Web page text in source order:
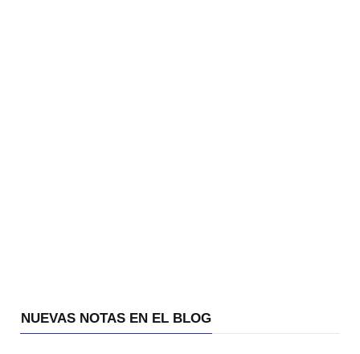
NUEVAS NOTAS EN EL BLOG